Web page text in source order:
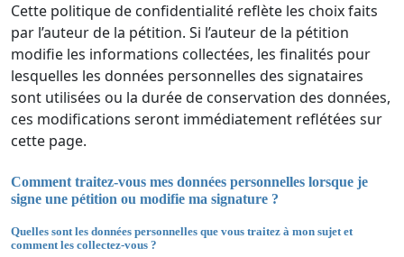
Cette politique de confidentialité reflète les choix faits
par l’auteur de la pétition. Si l’auteur de la pétition
modifie les informations collectées, les finalités pour
lesquelles les données personnelles des signataires
sont utilisées ou la durée de conservation des données,
ces modifications seront immédiatement reflétées sur
cette page.
Comment traitez-vous mes données personnelles lorsque je
signe une pétition ou modifie ma signature ?
Quelles sont les données personnelles que vous traitez à mon sujet et
comment les collectez-vous ?